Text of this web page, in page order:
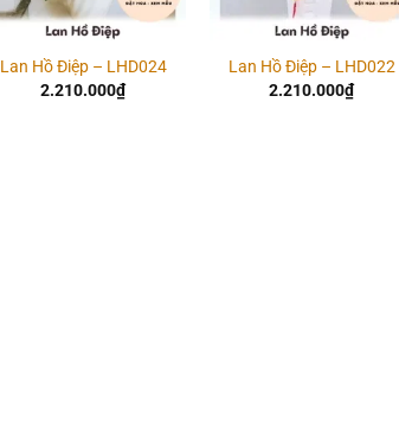
Lan Hồ Điệp – LHD024
2.210.000₫
Lan Hồ Điệp – LHD022
2.210.000₫